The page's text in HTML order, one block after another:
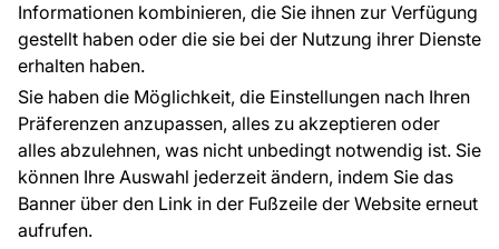
Informationen kombinieren, die Sie ihnen zur Verfügung
gestellt haben oder die sie bei der Nutzung ihrer Dienste
erhalten haben.
Sie haben die Möglichkeit, die Einstellungen nach Ihren
Präferenzen anzupassen, alles zu akzeptieren oder
alles abzulehnen, was nicht unbedingt notwendig ist. Sie
können Ihre Auswahl jederzeit ändern, indem Sie das
Banner über den Link in der Fußzeile der Website erneut
aufrufen.
Kontakt
Haben Sie Fragen? Wir helfen Ihnen gerne weiter
und beraten Sie persönlich.
+49 781 95633072
service@tapeteneshop.de
Zahlungsarten: